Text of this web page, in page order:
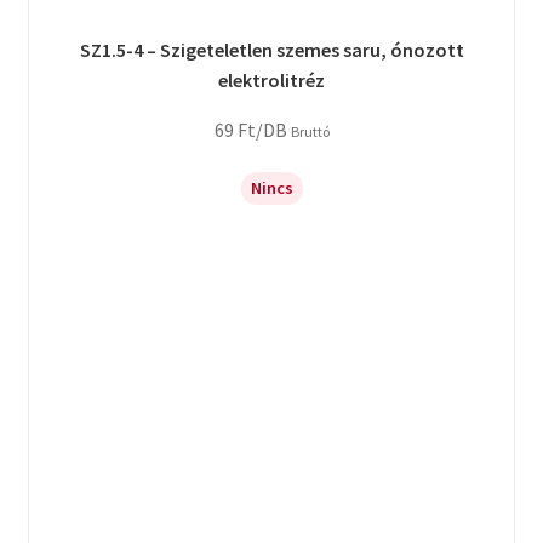
SZ1.5-4 – Szigeteletlen szemes saru, ónozott
elektrolitréz
69 Ft/DB Bruttó
Nincs